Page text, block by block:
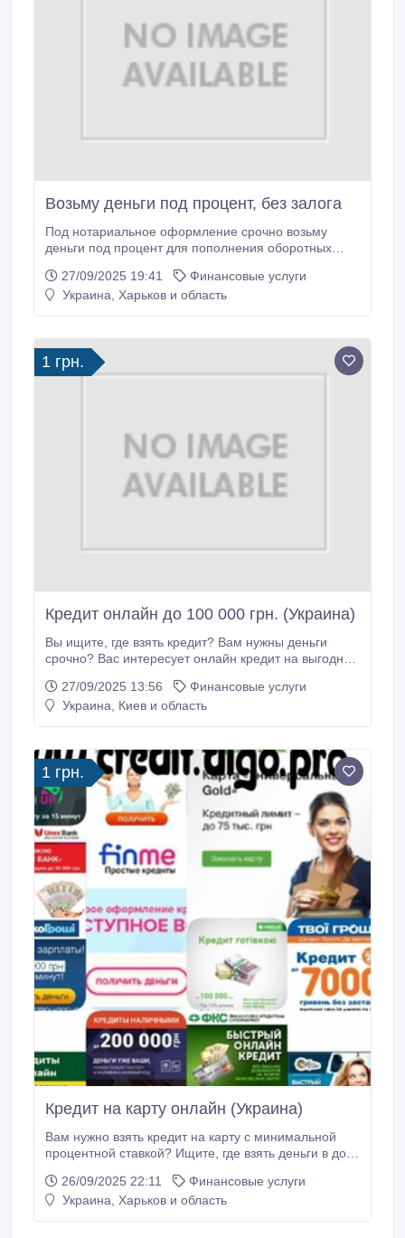
Возьму деньги под процент, без залога
Под нотариальное оформление срочно возьму
деньги под процент для пополнения оборотных
гарантирую. Рассмотрю любые условия.
Мошенников просьба не беспокоить. Тел.: (066)
27/09/2025 19:41
Финансовые услуги
Украина, Харьков и область
1 грн.
Кредит онлайн до 100 000 грн. (Украина)
Вы ищите, где взять кредит? Вам нужны деньги
срочно? Вас интересует онлайн кредит на выгодных
Вас! Мы даем возможность взять деньги быстро.
Наш сервис поможет взять кредит онлайн на карту,
многочисленные вопросы менеджера,
предоставлять большое количество документов, то
с нами получить деньги можно проще простого.
27/09/2025 13:56
Финансовые услуги
Украина, Киев и область
1 грн.
Кредит на карту онлайн (Украина)
Вам нужно взять кредит на карту с минимальной
процентной ставкой? Ищите, где взять деньги в долг
есть уникальное предложение, которое поможет
решить любые Ваши финансовые проблемы! У нас
26/09/2025 22:11
Финансовые услуги
Украина, Харьков и область